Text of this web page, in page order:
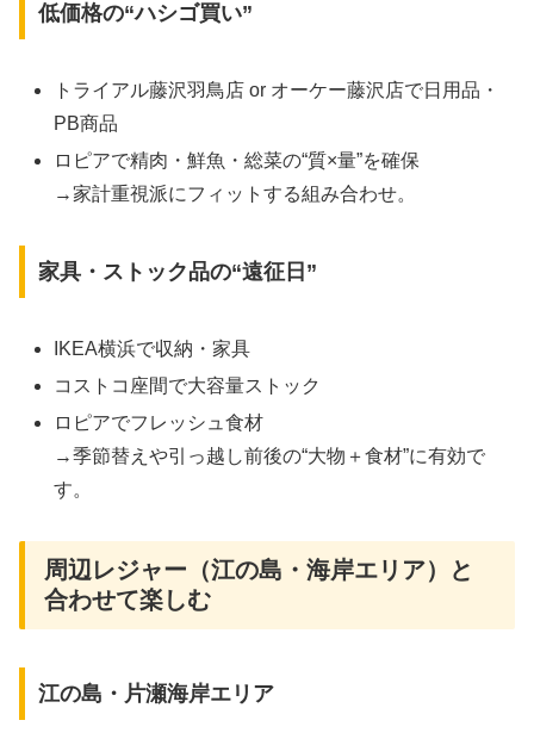
低価格の“ハシゴ買い”
トライアル藤沢羽鳥店 or オーケー藤沢店で日用品・
PB商品
ロピアで精肉・鮮魚・総菜の“質×量”を確保
→家計重視派にフィットする組み合わせ。
家具・ストック品の“遠征日”
IKEA横浜で収納・家具
コストコ座間で大容量ストック
ロピアでフレッシュ食材
→季節替えや引っ越し前後の“大物＋食材”に有効で
す。
周辺レジャー（江の島・海岸エリア）と
合わせて楽しむ
江の島・片瀬海岸エリア